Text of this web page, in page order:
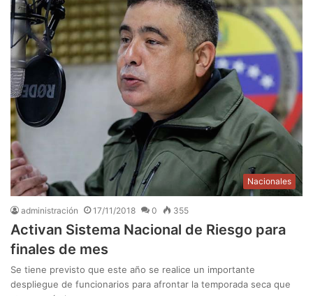
Nacionales
administración 17/11/2018 0 355
Activan Sistema Nacional de Riesgo para
finales de mes
Se tiene previsto que este año se realice un importante
despliegue de funcionarios para afrontar la temporada seca que